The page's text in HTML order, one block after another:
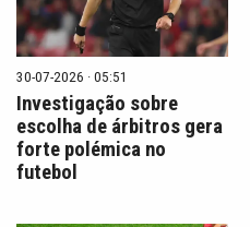
30-07-2026 · 05:51
Investigação sobre
escolha de árbitros gera
forte polémica no
futebol